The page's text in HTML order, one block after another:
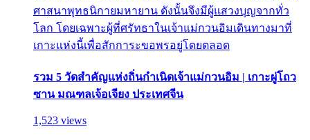
ศาสนาพุทธนิกายมหายาน ดังนั้นจึงมีผู้แสวงบุญจากทั่ว
โลก โดยเฉพาะผู้ที่ศรัทธาในเจ้าแม่กวนอิมเดินทางมาที่
เกาะแห่งนี้เพื่อสักการะขอพรอยู่โดยตลอด
รวม 5 วัดสำคัญแห่งถิ่นกำเนิดเจ้าแม่กวนอิม | เกาะผู่โถว
ซาน มณฑลเจ้อเจียง ประเทศจีน
1,523 views